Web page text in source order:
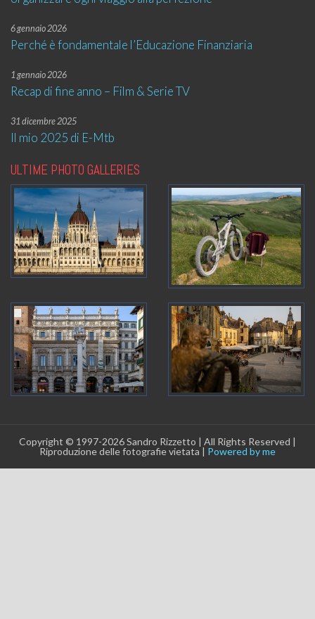
6 gennaio 2026
Perché è fondamentale l’Educazione Finanziaria
1 gennaio 2026
Recap di fine anno – Film & Serie TV
31 dicembre 2025
Il mio 2025 di E-Mtb
ULTIME PHOTO GALLERIES
Copyright © 1997-2026 Sandro Rizzetto | All Rights Reserved |
Riproduzione delle fotografie vietata | Powered by me